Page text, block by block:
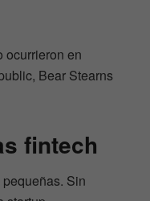
ocurrieron en
Bear Stearns
fintech
Sin